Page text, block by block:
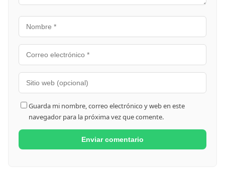
Guarda mi nombre, correo electrónico y web en este
navegador para la próxima vez que comente.